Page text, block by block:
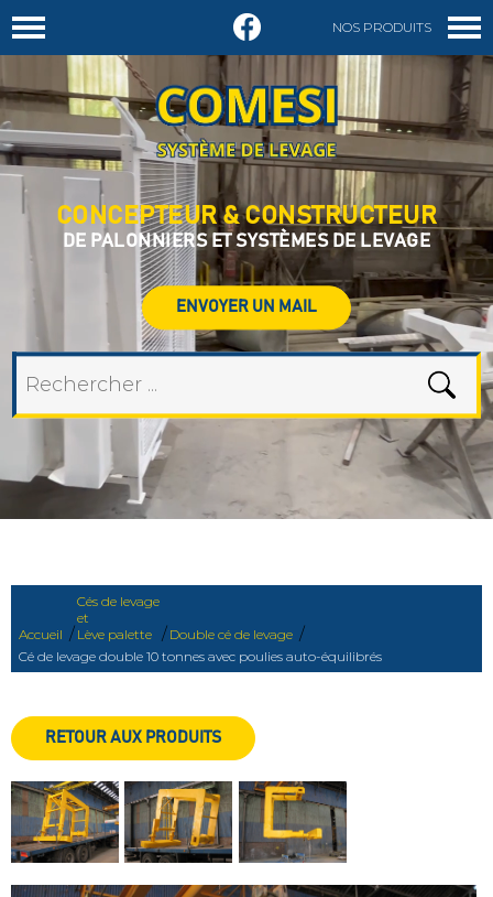
NOS PRODUITS
DEMANDER UN DEVIS
CONCEPTEUR & CONSTRUCTEUR
DE PALONNIERS ET SYSTÈMES DE LEVAGE
ENVOYER UN MAIL
Accueil /
Cés de levage
et
Lève palette / Double cé de levage /
Cé de levage double 10 tonnes avec poulies auto-équilibrés
RETOUR AUX PRODUITS